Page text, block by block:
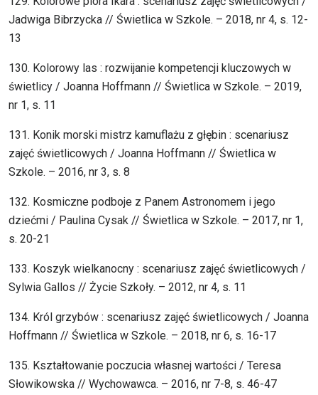
Jadwiga Bibrzycka // Świetlica w Szkole. – 2018, nr 4, s. 12-
13
130. Kolorowy las : rozwijanie kompetencji kluczowych w
świetlicy / Joanna Hoffmann // Świetlica w Szkole. – 2019,
nr 1, s. 11
131. Konik morski mistrz kamuflażu z głębin : scenariusz
zajęć świetlicowych / Joanna Hoffmann // Świetlica w
Szkole. – 2016, nr 3, s. 8
132. Kosmiczne podboje z Panem Astronomem i jego
dziećmi / Paulina Cysak // Świetlica w Szkole. – 2017, nr 1,
s. 20-21
133. Koszyk wielkanocny : scenariusz zajęć świetlicowych /
Sylwia Gallos // Życie Szkoły. – 2012, nr 4, s. 11
134. Król grzybów : scenariusz zajęć świetlicowych / Joanna
Hoffmann // Świetlica w Szkole. – 2018, nr 6, s. 16-17
135. Kształtowanie poczucia własnej wartości / Teresa
Słowikowska // Wychowawca. – 2016, nr 7-8, s. 46-47